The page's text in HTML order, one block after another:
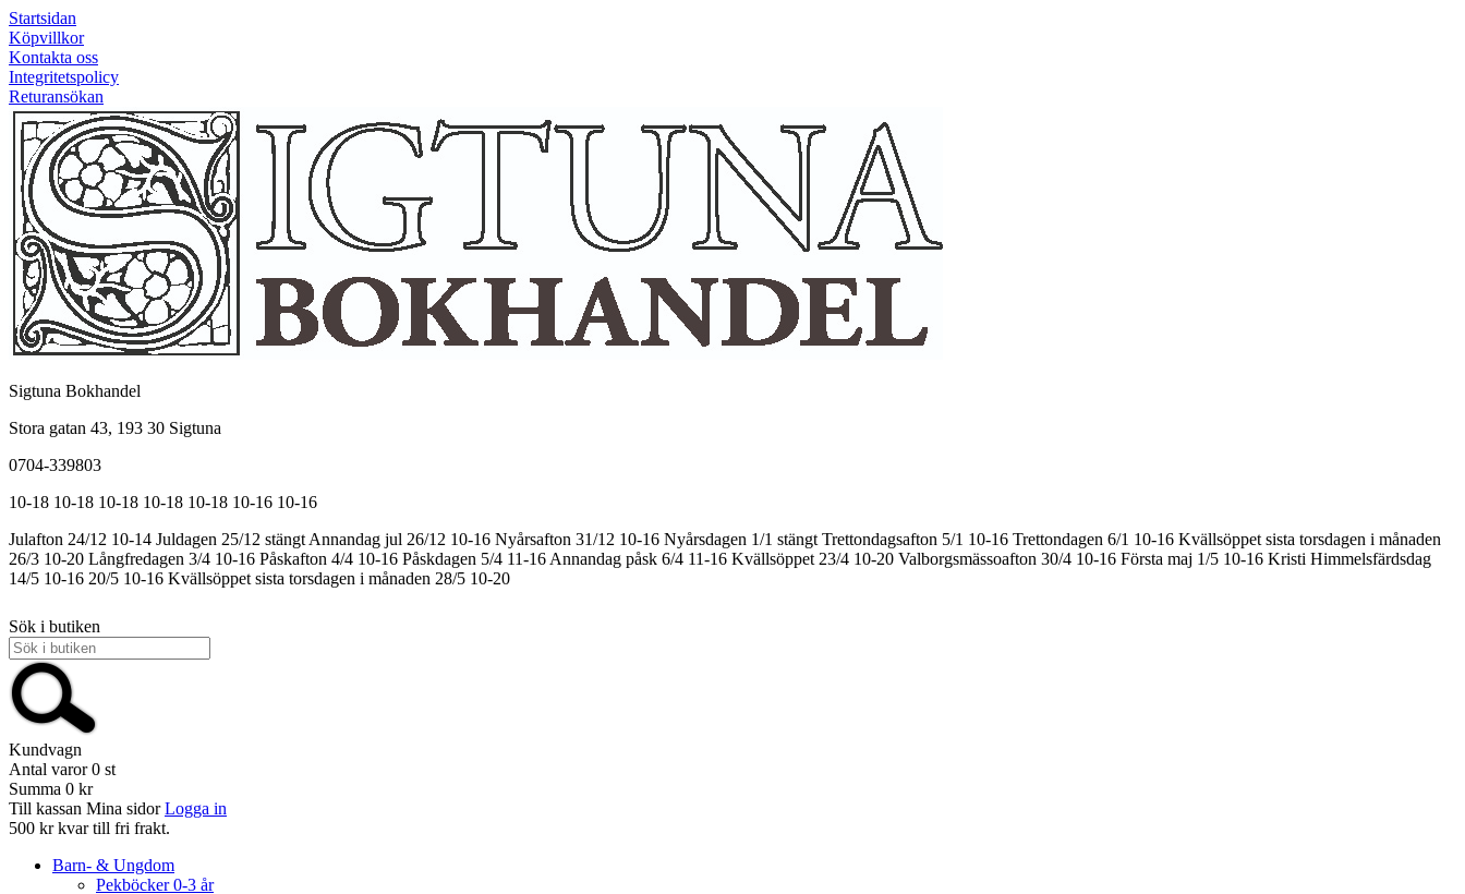
Startsidan
Köpvillkor
Kontakta oss
Integritetspolicy
Returansökan
Sigtuna Bokhandel
Stora gatan 43, 193 30 Sigtuna
0704-339803
10-18 10-18 10-18 10-18 10-18 10-16 10-16
Julafton 24/12 10-14 Juldagen 25/12 stängt Annandag jul 26/12 10-16 Nyårsafton 31/12 10-16 Nyårsdagen 1/1 stängt Trettondagsafton 5/1 10-16 Trettondagen 6/1 10-16 Kvällsöppet sista torsdagen i månaden
26/3 10-20 Långfredagen 3/4 10-16 Påskafton 4/4 10-16 Påskdagen 5/4 11-16 Annandag påsk 6/4 11-16 Kvällsöppet 23/4 10-20 Valborgsmässoafton 30/4 10-16 Första maj 1/5 10-16 Kristi Himmelsfärdsdag
14/5 10-16 20/5 10-16 Kvällsöppet sista torsdagen i månaden 28/5 10-20
Sök i butiken
Kundvagn
Antal varor 0 st
Summa 0 kr
Till kassan Mina sidor Logga in
500 kr kvar till fri frakt.
Barn- & Ungdom
Pekböcker 0-3 år